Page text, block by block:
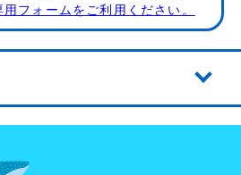
フォームをご利用ください。